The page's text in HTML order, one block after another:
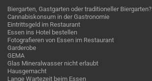
Biergarten, Gastgarten oder traditioneller Biergarten?
Cannabiskonsum in der Gastronomie
Eintrittsgeld im Restaurant
Essen ins Hotel bestellen
Fotografieren von Essen im Restaurant
Garderobe
GEMA
Glas Mineralwasser nicht erlaubt
Hausgemacht
Lange Wartezeit beim Essen